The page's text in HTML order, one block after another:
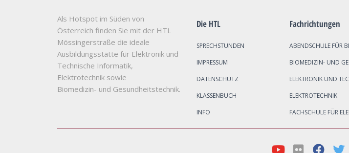
Als Hotspot im Süden von
Österreich finden Sie mit der HTL
Mössingerstraße die ideale
Ausbildungsstätte für Elektronik und
Technische Informatik,
Elektrotechnik sowie
Biomedizin- und Gesundheitstechnik.
Die HTL
SPRECHSTUNDEN
IMPRESSUM
DATENSCHUTZ
KLASSENBUCH
INFO
Fachrichtungen
ABENDSCHULE FÜR
BIOMEDIZIN- UND
ELEKTRONIK UND
ELEKTROTECHNIK
FACHSCHULE FÜR